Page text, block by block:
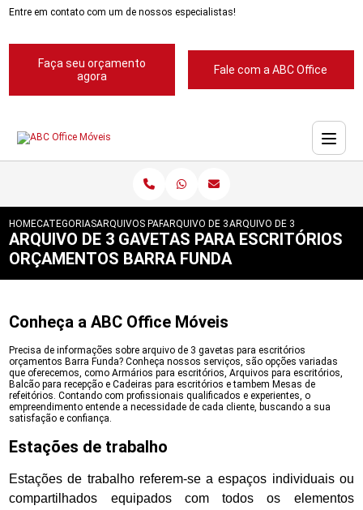
Entre em contato com um de nossos especialistas!
Faça seu orçamento
agora
Fale com a ABC Office
HOMECATEGORIASARQUIVOS PARA ESCRITORIOS
ARQUIVO DE 3 GAVETAS PARA
ARQUIVO DE 3 GAVETAS
ARQUIVO DE 3 GAVETAS PARA ESCRITÓRIOS
ORÇAMENTOS BARRA FUNDA
Conheça a ABC Office Móveis
Precisa de informações sobre arquivo de 3 gavetas para escritórios
orçamentos Barra Funda? Conheça nossos serviços, são opções variadas
que oferecemos, como Armários para escritórios, Arquivos para escritórios,
Balcão para recepção e Cadeiras para escritórios e tambem Mesas de
refeitórios. Contando com profissionais qualificados e experientes, o
empreendimento entende a necessidade de cada cliente, buscando a sua
satisfação e confiança.
Estações de trabalho
Estações de trabalho referem-se a espaços individuais ou
compartilhados equipados com todos os elementos